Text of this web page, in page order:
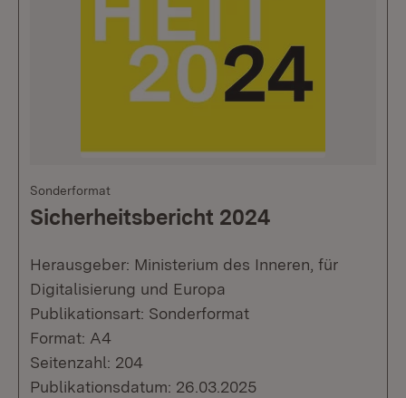
Sonderformat
Sicherheitsbericht 2024
Herausgeber: Ministerium des Inneren, für
Digitalisierung und Europa
Publikationsart: Sonderformat
Format: A4
Seitenzahl: 204
Publikationsdatum: 26.03.2025